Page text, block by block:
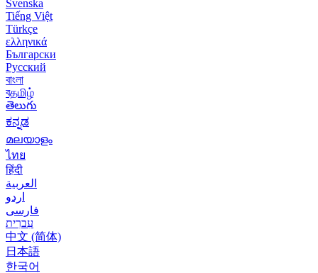
Svenska
Tiếng Việt
Türkçe
ελληνικά
Български
Русский
বাংলা
বதமிழ்
తెలుగు
ಕನ್ನಡ
മലയാളം
ไทย
हिंदी
العربية
اردو
فارسی
עִברִית
中文 (简体)
日本語
한국어